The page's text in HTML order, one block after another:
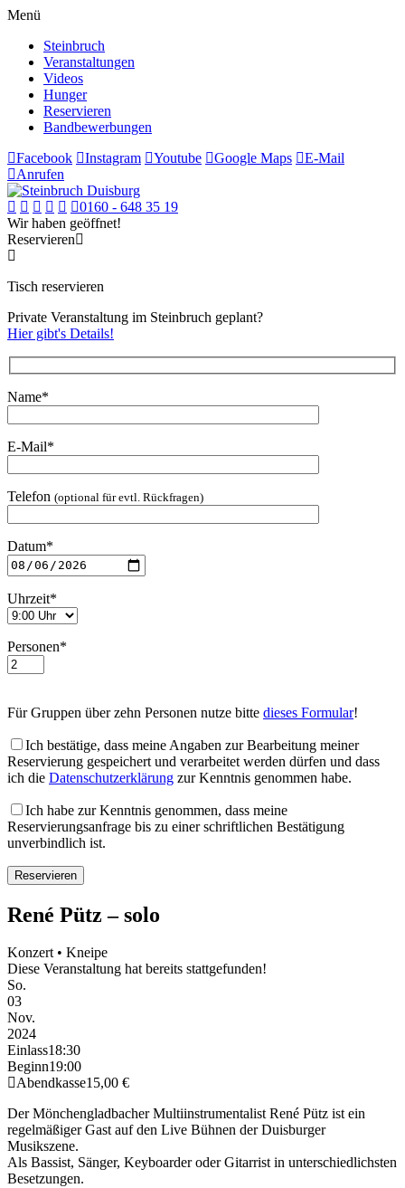
Menü
Steinbruch
Veranstaltungen
Videos
Hunger
Reservieren
Bandbewerbungen
Facebook
Instagram Youtube Google Maps
E-Mail
Anrufen
0160 - 648 35 19
Wir haben geöffnet!
Reservieren
Tisch reservieren
Private Veranstaltung im Steinbruch geplant?
Hier gibt's Details!
Name*
E-Mail*
Telefon (optional für evtl. Rückfragen)
Datum*
Uhrzeit*
Personen*
Für Gruppen über zehn Personen nutze bitte dieses Formular!
Ich bestätige, dass meine Angaben zur Bearbeitung meiner
Reservierung gespeichert und verarbeitet werden dürfen und dass
ich die Datenschutzerklärung zur Kenntnis genommen habe.
Ich habe zur Kenntnis genommen, dass meine
Reservierungsanfrage bis zu einer schriftlichen Bestätigung
unverbindlich ist.
René Pütz – solo
Konzert • Kneipe
Diese Veranstaltung hat bereits stattgefunden!
So.
03
Nov.
2024
Einlass18:30
Beginn19:00
Abendkasse15,00 €
Der Mönchengladbacher Multiinstrumentalist René Pütz ist ein
regelmäßiger Gast auf den Live Bühnen der Duisburger
Musikszene.
Als Bassist, Sänger, Keyboarder oder Gitarrist in unterschiedlichsten
Besetzungen.